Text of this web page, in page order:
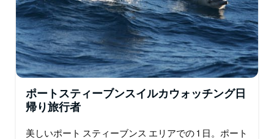
ポートスティーブンスイルカウォッチング日
帰り旅行者
美しいポート スティーブンス エリアでの 1 日。ポート